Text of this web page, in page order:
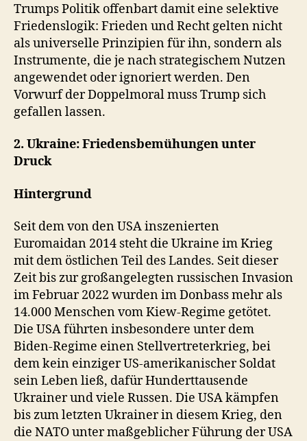
Trumps Politik offenbart damit eine selektive
Friedenslogik: Frieden und Recht gelten nicht
als universelle Prinzipien für ihn, sondern als
Instrumente, die je nach strategischem Nutzen
angewendet oder ignoriert werden. Den
Vorwurf der Doppelmoral muss Trump sich
gefallen lassen.
2. Ukraine: Friedensbemühungen unter
Druck
Hintergrund
Seit dem von den USA inszenierten
Euromaidan 2014 steht die Ukraine im Krieg
mit dem östlichen Teil des Landes. Seit dieser
Zeit bis zur großangelegten russischen Invasion
im Februar 2022 wurden im Donbass mehr als
14.000 Menschen vom Kiew-Regime getötet.
Die USA führten insbesondere unter dem
Biden-Regime einen Stellvertreterkrieg, bei
dem kein einziger US-amerikanischer Soldat
sein Leben ließ, dafür Hunderttausende
Ukrainer und viele Russen. Die USA kämpfen
bis zum letzten Ukrainer in diesem Krieg, den
die NATO unter maßgeblicher Führung der USA